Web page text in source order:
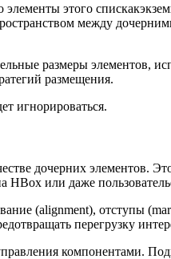
этого
между
размеры элементов,
размещения.
игнорироваться.
дочерних элементов.
или даже
(alignment), отступы
перегрузку
компонентами.